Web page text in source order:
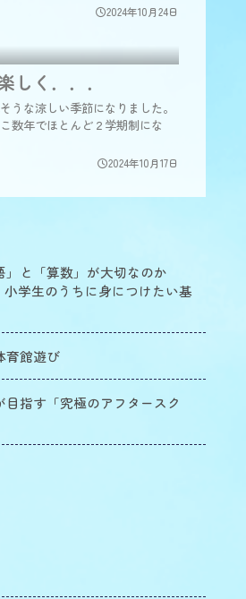
2024年10月24日
しく．．．
2024年10月17日
うな涼しい季節になりました。
数年でほとんど２学期制にな
と「算数」が大切なのか
学生のうちに身につけたい基
育館遊び
目指す「究極のアフタースク